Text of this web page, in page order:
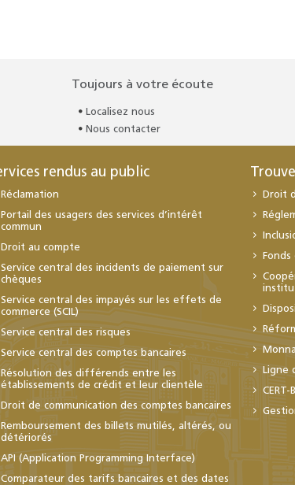
Toujours à votre écoute
Localisez nous
Nous contacter
rendus au public
Réclamation
Portail des usagers des services d’intérêt
commun
Droit au compte
Service central des incidents de paiement sur
chèques
Service central des impayés sur les effets de
commerce (SCIL)
Service central des risques
Service central des comptes bancaires
Résolution des différends entre les
établissements de crédit et leur clientèle
Droit de communication des comptes bancaires
Remboursement des billets mutilés, altérés, ou
détériorés
API (Application Programming Interface)
Comparateur des tarifs bancaires et des dates
Droit
Ligne
CERT-